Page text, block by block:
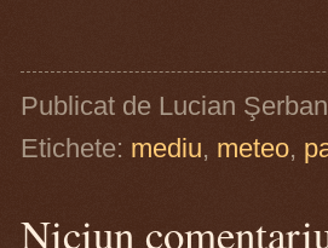
Publicat de Lucian Şerban
Etichete: mediu, meteo,
Niciun